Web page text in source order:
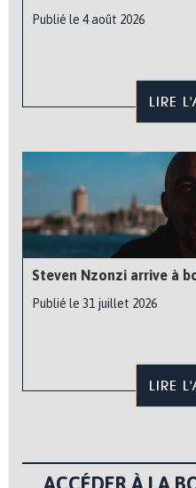
Publié le 4 août 2026
LIRE
Steven Nzonzi arrive à
Publié le 31 juillet 2026
LIRE